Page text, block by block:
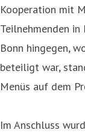
Kooperation mit
Teilnehmenden in
Bonn hingegen,
beteiligt war,
Menüs auf dem
Im Anschluss